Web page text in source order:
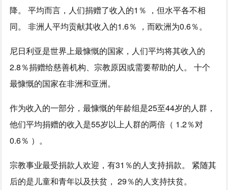
降。 平均而言，人们捐赠了收入的1％ ，但水平各不相
同。 非洲人平均贡献其收入的1.6％ ，而欧洲为0.6％。
尼日利亚是世界上最慷慨的国家，人们平均将其收入的
2.8％捐赠给慈善机构、宗教原因或需要帮助的人。 十个
最慷慨的国家在非洲和亚洲。
作为收入的一部分，最慷慨的年龄组是25至44岁的人群，
他们平均捐赠的收入是55岁以上人群的两倍（ 1.2％对
0.6％ ）。
宗教事业最受捐款人欢迎，有31％的人支持捐款。 紧随其
后的是儿童和青年以及扶贫， 29％的人支持扶贫。